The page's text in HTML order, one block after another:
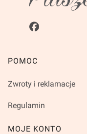
Linki w stopce
POMOC
Zwroty i reklamacje
Regulamin
MOJE KONTO